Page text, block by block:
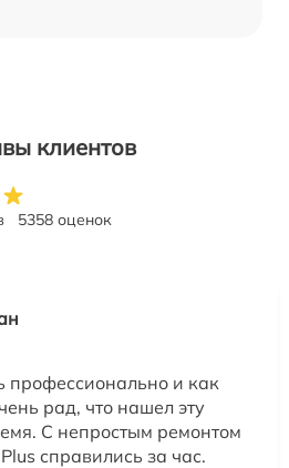
клиентов
5358 оценок
профессионально и как
рад, что нашел эту
С непростым ремонтом
справились за час.